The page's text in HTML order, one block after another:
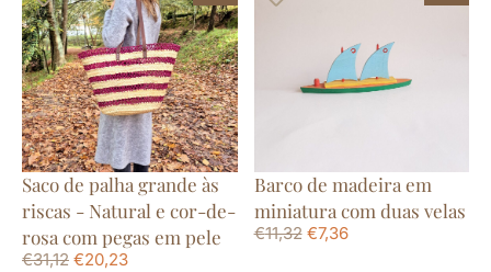
Saco de palha grande às
riscas - Natural e cor-de-
rosa com pegas em pele
€31,12 €20,23
Barco de madeira em
miniatura com duas velas
€11,32 €7,36